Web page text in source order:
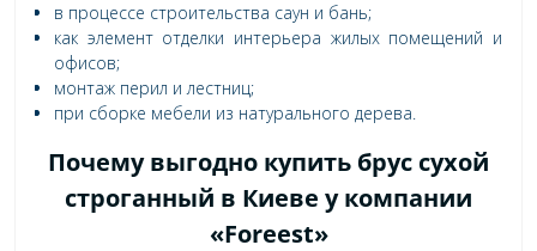
в процессе строительства саун и бань;
как элемент отделки интерьера жилых помещений и
офисов;
монтаж перил и лестниц;
при сборке мебели из натурального дерева.
Почему выгодно купить брус сухой
строганный в Киеве у компании
«Foreest»